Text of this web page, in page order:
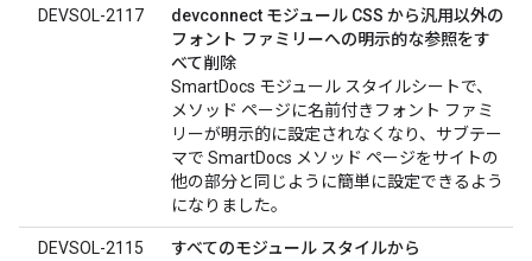
DEVSOL-2117
devconnect モジュール CSS から汎用以外の
フォント ファミリーへの明示的な参照をす
べて削除
SmartDocs モジュール スタイルシートで、
メソッド ページに名前付きフォント ファミ
リーが明示的に設定されなくなり、サブテー
マで SmartDocs メソッド ページをサイトの
他の部分と同じように簡単に設定できるよう
になりました。
DEVSOL-2115
すべてのモジュール スタイルから